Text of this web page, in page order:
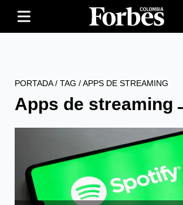
PORTADA/ TAG /APPS DE STREAMING
Apps de streaming